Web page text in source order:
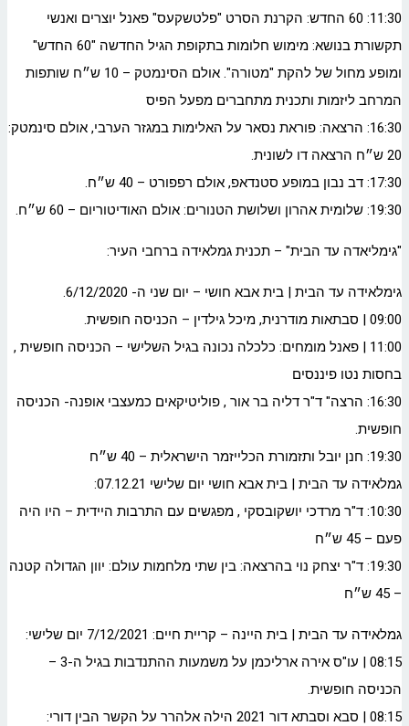
11:30: 60 החדש: הקרנת הסרט "פלטשקעס" פאנל יוצרים ואנשי
תקשורת בנושא: מימוש חלומות בתקופת הגיל החדשה "60 החדש"
ומופע מחול של להקת "מטורה". אולם הסינמטק – 10 ש״ח שותפות
המרחב ליזמות ותכנית מתחברים מפעל הפיס
16:30: הרצאה: פוראת נסאר על האלימות במגזר הערבי, אולם סינמטק:
20 ש״ח הרצאה דו לשונית.
17:30: דב נבון במופע סטנדאפ, אולם רפפורט – 40 ש״ח.
19:30: שלומית אהרון ושלושת הטנורים: אולם האודיטוריום – 60 ש״ח.
"גימליאדה עד הבית" – תכנית גמלאידה ברחבי העיר:
גימלאידה עד הבית | בית אבא חושי – יום שני ה- 6/12/2020.
09:00 | סבתאות מודרנית, מיכל גילדין – הכניסה חופשית.
11:00 | פאנל מומחים: כלכלה נכונה בגיל השלישי – הכניסה חופשית ,
בחסות נטו פיננסים
16:30: הרצה" ד"ר דליה בר אור , פוליטיקאים כמעצבי אופנה- הכניסה
חופשית.
19:30: חנן יובל ותזמורת הכלייזמר הישראלית – 40 ש״ח
גמלאידה עד הבית | בית אבא חושי יום שלישי 07.12.21:
10:30: ד"ר מרדכי יושקובסקי , מפגשים עם התרבות היידית – היו היה
פעם – 45 ש״ח
19:30: ד"ר יצחק נוי בהרצאה: בין שתי מלחמות עולם: יוון הגדולה קטנה
– 45 ש״ח
גמלאידה עד הבית | בית היינה – קריית חיים: 7/12/2021 יום שלישי:
08:15 | עו"ס אירה ארליכמן על משמעות ההתנדבות בגיל ה-3 –
הכניסה חופשית.
08:15 | סבא וסבתא דור 2021 הילה אלהרר על הקשר הבין דורי: